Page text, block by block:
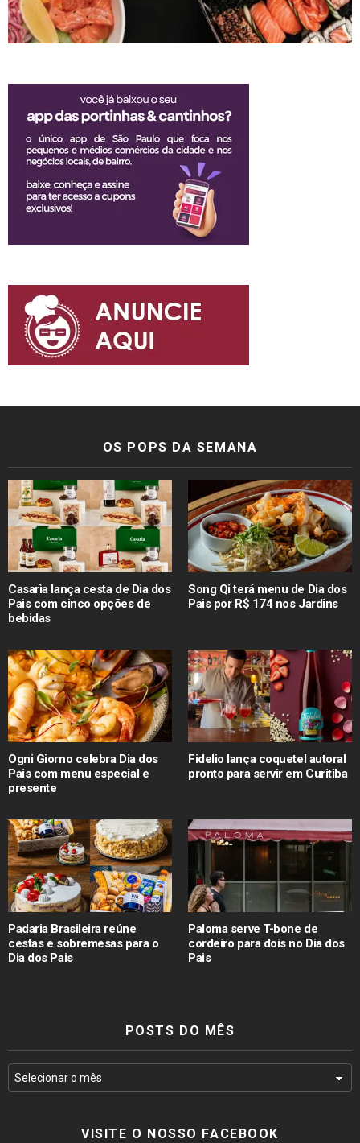
OS POPS DA SEMANA
Casarìa lança cesta de Dia dos
Pais com cinco opções de
bebidas
Song Qi terá menu de Dia dos
Pais por R$ 174 nos Jardins
Ogni Giorno celebra Dia dos
Pais com menu especial e
presente
Fidelio lança coquetel autoral
pronto para servir em Curitiba
Padaria Brasileira reúne
cestas e sobremesas para o
Dia dos Pais
Paloma serve T-bone de
cordeiro para dois no Dia dos
Pais
POSTS DO MÊS
VISITE O NOSSO FACEBOOK